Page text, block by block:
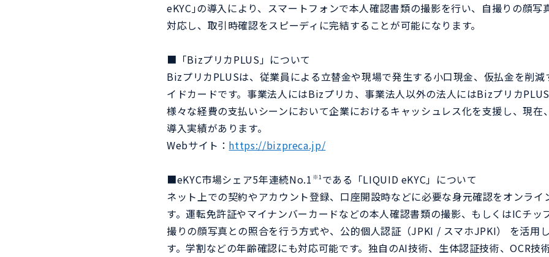
eKYC｣の導入により、スマートフォンで本人確認書類の撮影を行い、自撮りの顔写
対応し、取引時確認をスピーディに完結することが可能になります。
■「BizプリカPLUS」について
BizプリカPLUSは、従業員による立替金や現場で発生する小口現金、仮払金を削
イドカードです。事業法人にはBizプリカ、事業法人以外の法人にはBizプリカ
様々な経費の支払いシーンにおいて企業におけるキャッシュレス化を支援し、現
導入実績があります。
Webサイト： https://bizpreca.jp/
■eKYC市場シェア5年連続No.1 ※1である「LIQUID eKYC」について
ネット上での契約やアカウント登録、口座開設時などに必要な身元確認をオンラ
す。運転免許証やマイナンバーカードなどの本人確認書類の撮影、もしくはICチッ
撮りの顔写真との照合を行う方式や、公的個人認証（JPKI / スマホJPKI） を活用
す。学割などの年齢確認にも対応可能です。独自のAI技術、生体認証技術、OCR技